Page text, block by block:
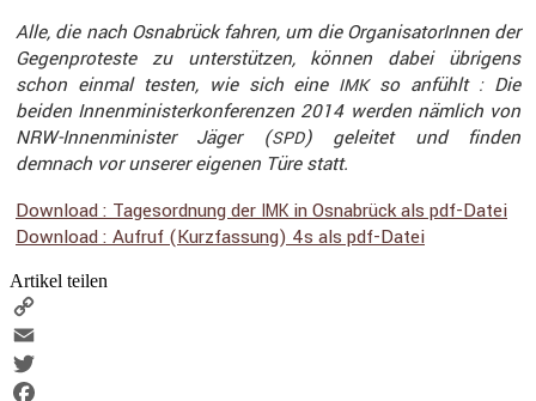
Alle, die nach Osnabrück fahren, um die Organi­sa­to­rInnen der
Gegen­pro­teste zu unter­stützen, können dabei übrigens
schon einmal testen, wie sich eine IMKso anfühlt : Die
beiden Innen­mi­nis­ter­kon­fe­renzen 2014 werden nämlich von
NRW-Innen­mi­nister Jäger (SPD) geleitet und finden
demnach vor unserer eigenen Türe statt.
Download : Tages­ord­nung der IMK in Osnabrück als pdf-Datei
Download : Aufruf (Kurzfas­sung) 4s als pdf-Datei
Artikel teilen
Copy
Link
Email
Twitter